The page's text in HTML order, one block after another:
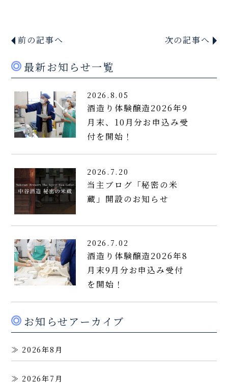
前の記事へ 次の記事へ
最新お知らせ一覧
2026.8.05
酒造り体験醸造2026年9
月末、10月分お申込み受
付を開始！
2026.7.20
当主ブログ「秘密の米
蔵」開設のお知らせ
2026.7.02
酒造り体験醸造2026年8
月末9月分お申込み受付
を開始！
お知らせアーカイブ
2026年8月
2026年7月